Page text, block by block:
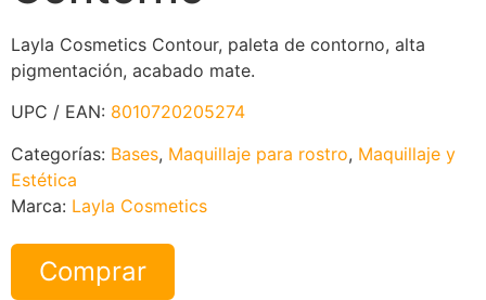
Layla Cosmetics Contour, paleta de contorno, alta
pigmentación, acabado mate.
UPC / EAN: 8010720205274
Categorías: Bases, Maquillaje para rostro, Maquillaje y
Estética
Marca: Layla Cosmetics
Comprar